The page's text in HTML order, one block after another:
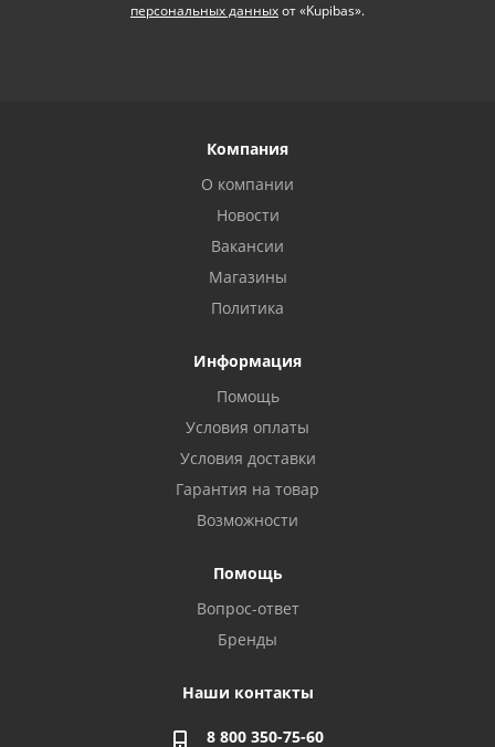
персональных данныхот «Kupibas».
Компания
О компании
Новости
Вакансии
Магазины
Политика
Информация
Помощь
Условия оплаты
Условия доставки
Гарантия на товар
Возможности
Помощь
Вопрос-ответ
Бренды
Наши контакты
8 800 350-75-60